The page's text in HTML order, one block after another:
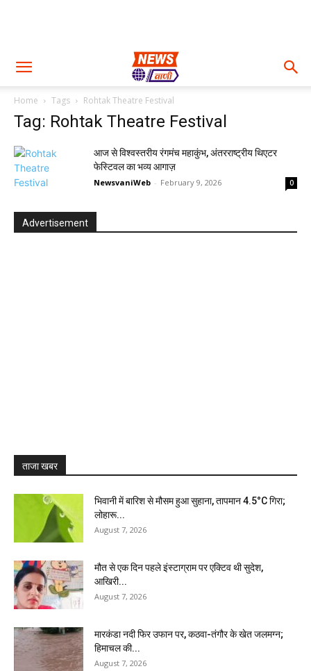
Home Tags Rohtak Theatre Festival
Tag: Rohtak Theatre Festival
आज से विश्वस्तरीय रंगमंच महाकुंभ, अंतरराष्ट्रीय थिएटर
फेस्टिवल का भव्य आगाज़
NewsvaniWeb - February 9, 2026 0
Advertisement
ताजा खबर
भिवानी में बारिश से मौसम हुआ सुहाना, तापमान 4.5°C गिरा;
लोहारू...
August 7, 2026
मौत से एक दिन पहले इंस्टाग्राम पर एक्टिव थी सुदेश,
आखिरी...
August 7, 2026
मारकंडा नदी फिर उफान पर, कठवा-तंगौर के खेत जलमग्न;
हिमाचल की...
August 7, 2026